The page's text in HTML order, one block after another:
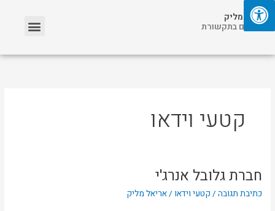
דילוג
לתוכן
אריאל מליק
אזכורים בתקשורת
קטעי וידאו
חברת גלובל אנרג'י
כתיבת תגובה / קטעי וידאו /אריאל מליק
חברת
אנרג'י